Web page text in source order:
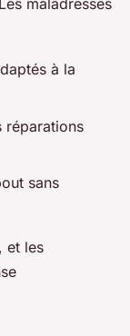
maladresses
à la
réparations
sans
, et les